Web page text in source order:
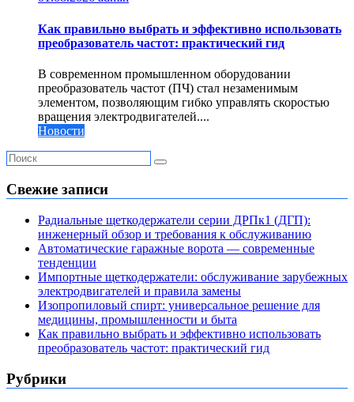
Как правильно выбрать и эффективно использовать
преобразователь частот: практический гид
В современном промышленном оборудовании
преобразователь частот (ПЧ) стал незаменимым
элементом, позволяющим гибко управлять скоростью
вращения электродвигателей....
Новости
Свежие записи
Радиальные щеткодержатели серии ДРПк1 (ДГП):
инженерный обзор и требования к обслуживанию
Автоматические гаражные ворота — современные
тенденции
Импортные щеткодержатели: обслуживание зарубежных
электродвигателей и правила замены
Изопропиловый спирт: универсальное решение для
медицины, промышленности и быта
Как правильно выбрать и эффективно использовать
преобразователь частот: практический гид
Рубрики